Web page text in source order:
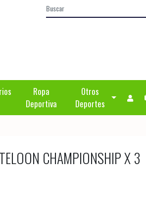
Ropa
Deportiva
Otros
Deportes
CHAMPIONSHIP X 3